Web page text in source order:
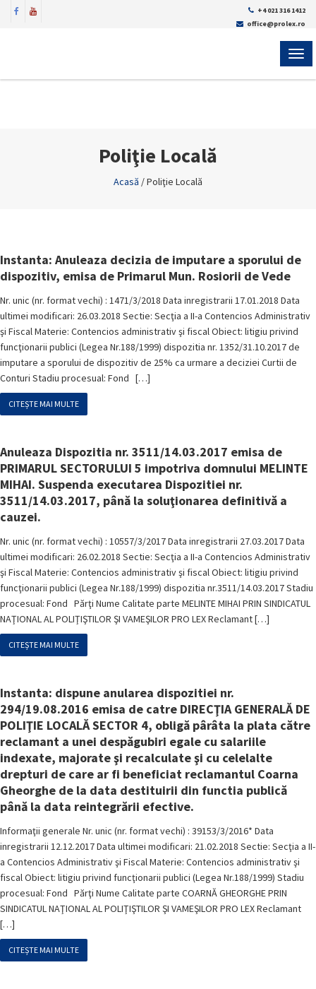
+4 021 316 1412
office@prolex.ro
Poliţie Locală
Acasă /Poliţie Locală
Instanta: Anuleaza decizia de imputare a sporului de
dispozitiv, emisa de Primarul Mun. Rosiorii de Vede
Nr. unic (nr. format vechi) : 1471/3/2018 Data inregistrarii 17.01.2018 Data
ultimei modificari: 26.03.2018 Sectie: Secţia a II-a Contencios Administrativ
şi Fiscal Materie: Contencios administrativ şi fiscal Obiect: litigiu privind
funcţionarii publici (Legea Nr.188/1999) dispozitia nr. 1352/31.10.2017 de
imputare a sporului de dispozitiv de 25% ca urmare a deciziei Curtii de
Conturi Stadiu procesual: Fond […]
CITEȘTE MAI MULTE
Anuleaza Dispozitia nr. 3511/14.03.2017 emisa de
PRIMARUL SECTORULUI 5 impotriva domnului MELINTE
MIHAI. Suspenda executarea Dispozitiei nr.
3511/14.03.2017, până la soluţionarea definitivă a
cauzei.
Nr. unic (nr. format vechi) : 10557/3/2017 Data inregistrarii 27.03.2017 Data
ultimei modificari: 26.02.2018 Sectie: Secţia a II-a Contencios Administrativ
şi Fiscal Materie: Contencios administrativ şi fiscal Obiect: litigiu privind
funcţionarii publici (Legea Nr.188/1999) dispozitia nr.3511/14.03.2017 Stadiu
procesual: Fond Părţi Nume Calitate parte MELINTE MIHAI PRIN SINDICATUL
NAŢIONAL AL POLIŢIŞTILOR ŞI VAMEŞILOR PRO LEX Reclamant […]
CITEȘTE MAI MULTE
Instanta: dispune anularea dispozitiei nr.
294/19.08.2016 emisa de catre DIRECŢIA GENERALĂ DE
POLIŢIE LOCALĂ SECTOR 4, obligă pârâta la plata către
reclamant a unei despăgubiri egale cu salariile
indexate, majorate şi recalculate şi cu celelalte
drepturi de care ar fi beneficiat reclamantul Coarna
Gheorghe de la data destituirii din functia publică
până la data reintegrării efective.
Informaţii generale Nr. unic (nr. format vechi) : 39153/3/2016* Data
inregistrarii 12.12.2017 Data ultimei modificari: 21.02.2018 Sectie: Secţia a II-
a Contencios Administrativ şi Fiscal Materie: Contencios administrativ şi
fiscal Obiect: litigiu privind funcţionarii publici (Legea Nr.188/1999) Stadiu
procesual: Fond Părţi Nume Calitate parte COARNĂ GHEORGHE PRIN
SINDICATUL NAŢIONAL AL POLIŢIŞTILOR ŞI VAMEŞILOR PRO LEX Reclamant
[…]
CITEȘTE MAI MULTE